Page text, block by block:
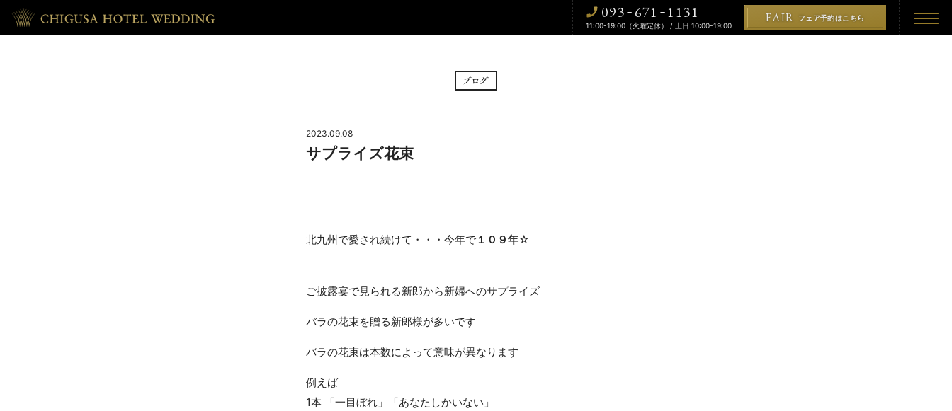
093- 671 -1131
11:00-19:00（火曜定休） / 土日 10:00-19:00
FAIR フェア予約はこちら
BRIDAL FAIR
CUISINE
DRESS BLOG
CONTACT
2023.09.08
サプライズ花束
北九州で愛され続けて・・・今年で１０９年☆
ご披露宴で見られる新郎から新婦へのサプライズ
バラの花束を贈る新郎様が多いです
バラの花束は本数によって意味が異なります
例えば
1本 「一目ぼれ」「あなたしかいない」